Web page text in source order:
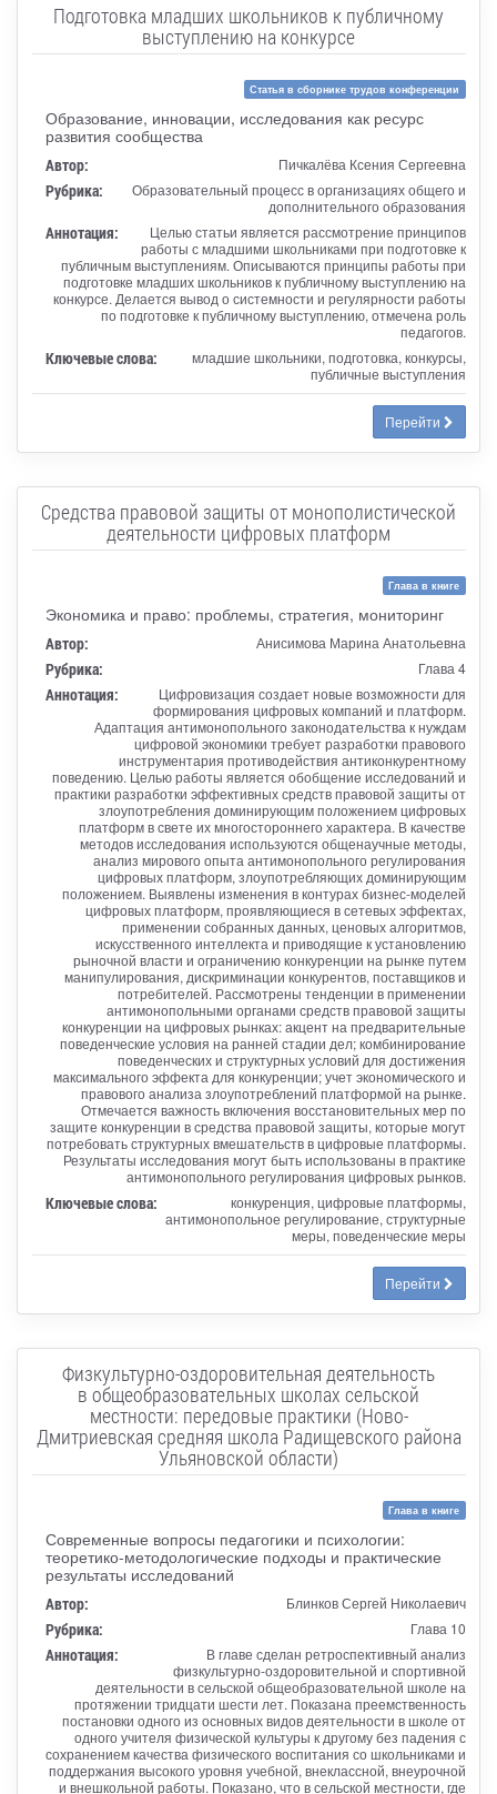
Подготовка младших школьников к публичному
выступлению на конкурсе
Статья в сборнике трудов конференции
Образование, инновации, исследования как ресурс
развития сообщества
Автор: Пичкалёва Ксения Сергеевна
Рубрика:
Образовательный процесс в организациях общего и
дополнительного образования
Аннотация:
Целью статьи является рассмотрение принципов
работы с младшими школьниками при подготовке к
публичным выступлениям. Описываются принципы работы при
подготовке младших школьников к публичному выступлению на
конкурсе. Делается вывод о системности и регулярности работы
по подготовке к публичному выступлению, отмечена роль
педагогов.
Ключевые слова:
младшие школьники, подготовка, конкурсы,
публичные выступления
Перейти
Средства правовой защиты от монополистической
деятельности цифровых платформ
Глава в книге
Экономика и право: проблемы, стратегия, мониторинг
Автор: Анисимова Марина Анатольевна
Рубрика: Глава 4
Аннотация:
Цифровизация создает новые возможности для
формирования цифровых компаний и платформ.
Адаптация антимонопольного законодательства к нуждам
цифровой экономики требует разработки правового
инструментария противодействия антиконкурентному
поведению. Целью работы является обобщение исследований и
практики разработки эффективных средств правовой защиты от
злоупотребления доминирующим положением цифровых
платформ в свете их многостороннего характера. В качестве
методов исследования используются общенаучные методы,
анализ мирового опыта антимонопольного регулирования
цифровых платформ, злоупотребляющих доминирующим
положением. Выявлены изменения в контурах бизнес-моделей
цифровых платформ, проявляющиеся в сетевых эффектах,
применении собранных данных, ценовых алгоритмов,
искусственного интеллекта и приводящие к установлению
рыночной власти и ограничению конкуренции на рынке путем
манипулирования, дискриминации конкурентов, поставщиков и
потребителей. Рассмотрены тенденции в применении
антимонопольными органами средств правовой защиты
конкуренции на цифровых рынках: акцент на предварительные
поведенческие условия на ранней стадии дел; комбинирование
поведенческих и структурных условий для достижения
максимального эффекта для конкуренции; учет экономического и
правового анализа злоупотреблений платформой на рынке.
Отмечается важность включения восстановительных мер по
защите конкуренции в средства правовой защиты, которые могут
потребовать структурных вмешательств в цифровые платформы.
Результаты исследования могут быть использованы в практике
антимонопольного регулирования цифровых рынков.
Ключевые слова:
конкуренция, цифровые платформы,
антимонопольное регулирование, структурные
меры, поведенческие меры
Перейти
Физкультурно-оздоровительная деятельность
в общеобразовательных школах сельской
местности: передовые практики (Ново-
Дмитриевская средняя школа Радищевского района
Ульяновской области)
Глава в книге
Современные вопросы педагогики и психологии:
теоретико-методологические подходы и практические
результаты исследований
Автор: Блинков Сергей Николаевич
Рубрика: Глава 10
Аннотация:
В главе сделан ретроспективный анализ
физкультурно-оздоровительной и спортивной
деятельности в сельской общеобразовательной школе на
протяжении тридцати шести лет. Показана преемственность
постановки одного из основных видов деятельности в школе от
одного учителя физической культуры к другому без падения с
сохранением качества физического воспитания со школьниками и
поддержания высокого уровня учебной, внеклассной, внеурочной
и внешкольной работы. Показано, что в сельской местности, где